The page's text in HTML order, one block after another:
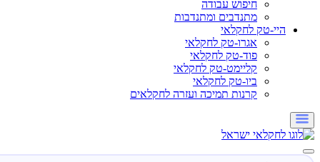
חיפוש עבודה
מתנדבים ומתנדבות
היי-טק לחקלאי
אגרו-טק לחקלאי
פוד-טק לחקלאי
קליימט-טק לחקלאי
ביו-טק לחקלאי
קרנות תמיכה ועזרה לחקלאים